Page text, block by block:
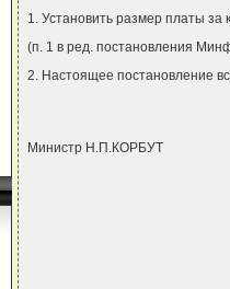
1. Установить размер платы за
(п. 1 в ред. постановления
2. Настоящее постановление
Министр Н.П.КОРБУТ